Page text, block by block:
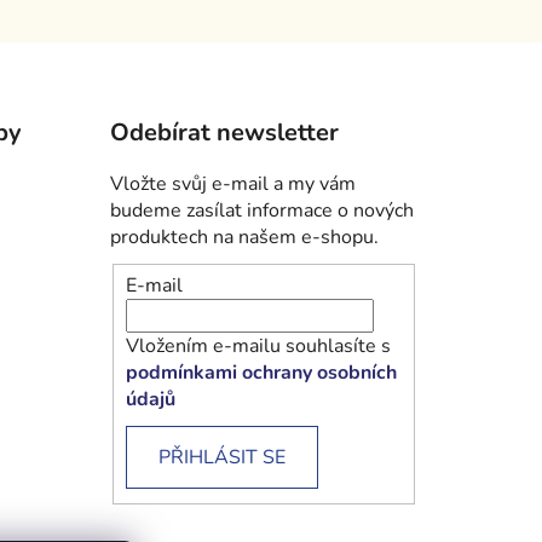
Odebírat newsletter
Vložte svůj e-mail a my vám
budeme zasílat informace o nových
produktech na našem e-shopu.
E-mail
Vložením e-mailu souhlasíte s
podmínkami ochrany osobních
údajů
PŘIHLÁSIT SE